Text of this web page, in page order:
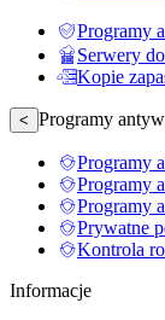
Programy
Serwery
Kopie
< Programy
Programy
Programy
Programy
Prywatne
Kontrola
Informacje